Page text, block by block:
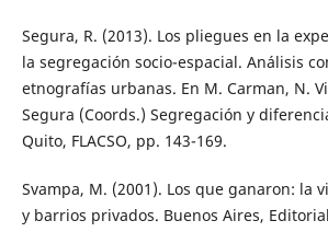
Segura, R. (2013). Los pliegues en la
la segregación socio-espacial. Análisis
etnografías urbanas. En M. Carman, N.
Segura (Coords.) Segregación y
Quito, FLACSO, pp. 143-169.
Svampa, M. (2001). Los que ganaron: la
y barrios privados. Buenos Aires,